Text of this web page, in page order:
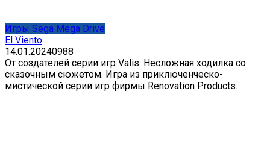
Игры Sega Mega Drive
El Viento
14.01.20240988
От создателей серии игр Valis. Несложная ходилка со
сказочным сюжетом. Игра из приключенческо-
мистической серии игр фирмы Renovation Products.